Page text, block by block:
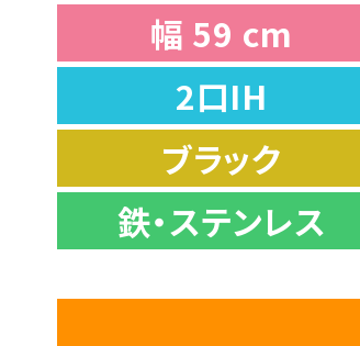
幅 59 cm
2口IH
ブラック
鉄・ステンレス